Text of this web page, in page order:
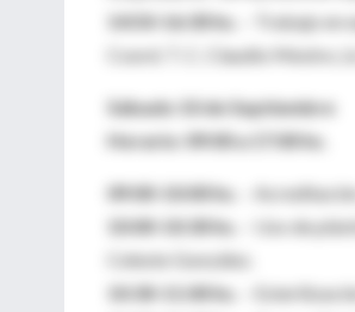
14:50-16:30 hs.
– Trabajo en
Coord. T. C. Claudio Mestre,
Sábado 10 de Septiembre
Horario: 09:00 a 17:00 hs.
09:00-10:00 hs.
– Acreditación.
10:00-10:30 hs.
– Uso de
Celeste González.
10:30-11:00 hs.
–